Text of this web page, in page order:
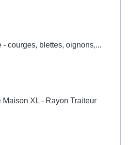
- courges, blettes, oignons,...
Maison XL - Rayon Traiteur